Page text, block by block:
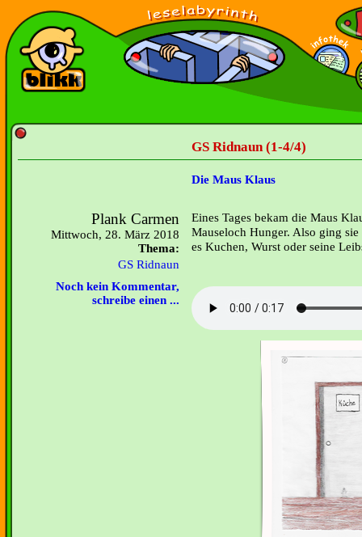
GS Ridnaun (1-4/4)
Die Maus Klaus
Plank Carmen
Mittwoch, 28. März 2018
Thema:
GS Ridnaun
Noch kein Kommentar,
schreibe einen ...
Eines Tages bekam die Maus
Mauseloch Hunger. Also ging
es Kuchen, Wurst oder seine